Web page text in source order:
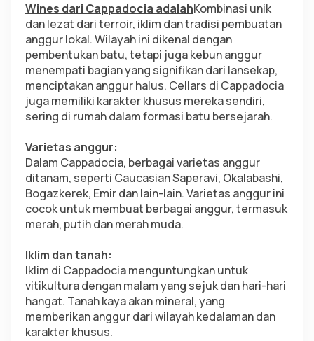
Wines dari Cappadocia adalahKombinasi unik
dan lezat dari terroir, iklim dan tradisi pembuatan
anggur lokal. Wilayah ini dikenal dengan
pembentukan batu, tetapi juga kebun anggur
menempati bagian yang signifikan dari lansekap,
menciptakan anggur halus. Cellars di Cappadocia
juga memiliki karakter khusus mereka sendiri,
sering di rumah dalam formasi batu bersejarah.
Varietas anggur:
Dalam Cappadocia, berbagai varietas anggur
ditanam, seperti Caucasian Saperavi, Okalabashi,
Bogazkerek, Emir dan lain-lain. Varietas anggur ini
cocok untuk membuat berbagai anggur, termasuk
merah, putih dan merah muda.
Iklim dan tanah:
Iklim di Cappadocia menguntungkan untuk
vitikultura dengan malam yang sejuk dan hari-hari
hangat. Tanah kaya akan mineral, yang
memberikan anggur dari wilayah kedalaman dan
karakter khusus.